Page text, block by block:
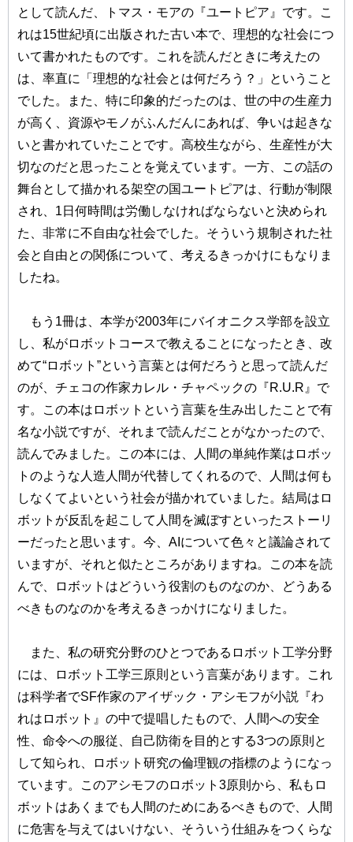
として読んだ、トマス・モアの『ユートピア』です。こ
れは15世紀頃に出版された古い本で、理想的な社会につ
いて書かれたものです。これを読んだときに考えたの
は、率直に「理想的な社会とは何だろう？」ということ
でした。また、特に印象的だったのは、世の中の生産力
が高く、資源やモノがふんだんにあれば、争いは起きな
いと書かれていたことです。高校生ながら、生産性が大
切なのだと思ったことを覚えています。一方、この話の
舞台として描かれる架空の国ユートピアは、行動が制限
され、1日何時間は労働しなければならないと決められ
た、非常に不自由な社会でした。そういう規制された社
会と自由との関係について、考えるきっかけにもなりま
したね。
もう1冊は、本学が2003年にバイオニクス学部を設立
し、私がロボットコースで教えることになったとき、改
めて“ロボット”という言葉とは何だろうと思って読んだ
のが、チェコの作家カレル・チャペックの『R.U.R』で
す。この本はロボットという言葉を生み出したことで有
名な小説ですが、それまで読んだことがなかったので、
読んでみました。この本には、人間の単純作業はロボッ
トのような人造人間が代替してくれるので、人間は何も
しなくてよいという社会が描かれていました。結局はロ
ボットが反乱を起こして人間を滅ぼすといったストーリ
ーだったと思います。今、AIについて色々と議論されて
いますが、それと似たところがありますね。この本を読
んで、ロボットはどういう役割のものなのか、どうある
べきものなのかを考えるきっかけになりました。
また、私の研究分野のひとつであるロボット工学分野
には、ロボット工学三原則という言葉があります。これ
は科学者でSF作家のアイザック・アシモフが小説『わ
れはロボット』の中で提唱したもので、人間への安全
性、命令への服従、自己防衛を目的とする3つの原則と
して知られ、ロボット研究の倫理観の指標のようになっ
ています。このアシモフのロボット3原則から、私もロ
ボットはあくまでも人間のためにあるべきもので、人間
に危害を与えてはいけない、そういう仕組みをつくらな